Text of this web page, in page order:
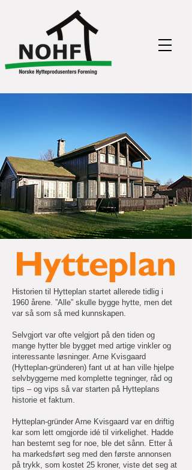
Historien til Hytteplan startet allerede tidlig i
1960 årene. ”Alle” skulle bygge hytte, men det
var så som så med kunnskapen.
Selvgjort var ofte velgjort på den tiden og
mange hytter ble bygget med artige vinkler og
interessante løsninger. Arne Kvisgaard
(Hytteplan-gründeren) fant ut at han ville hjelpe
selvbyggerne med komplette tegninger, råd og
tips – og vips så var starten på Hytteplans
historie et faktum.
Hytteplan-gründer Arne Kvisgaard var en driftig
kar som lett omgjorde idé til virkelighet. Hadde
han bestemt seg for noe, ble det sånn. Etter å
ha markedsført seg med den første annonsen
på trykk, som kostet 25 kroner, viste det seg at